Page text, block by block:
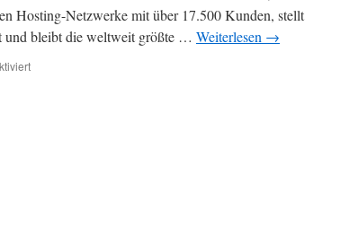
Hosting-Netzwerke mit über 17.500 Kunden, stellt
und bleibt die weltweit größte … Weiterlesen →
für